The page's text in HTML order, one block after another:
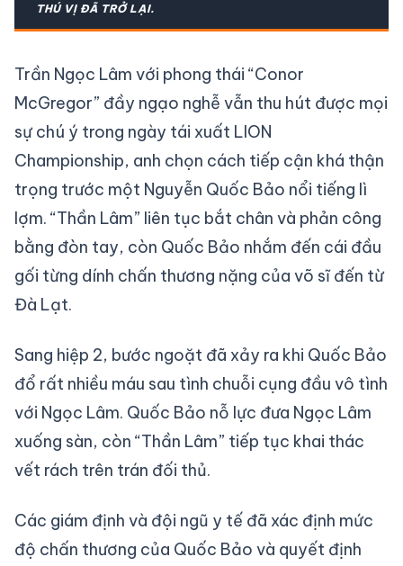
THÚ VỊ ĐÃ TRỞ LẠI.
Trần Ngọc Lâm với phong thái “Conor
McGregor” đầy ngạo nghễ vẫn thu hút được mọi
sự chú ý trong ngày tái xuất LION
Championship, anh chọn cách tiếp cận khá thận
trọng trước một Nguyễn Quốc Bảo nổi tiếng lì
lợm. “Thần Lâm” liên tục bắt chân và phản công
bằng đòn tay, còn Quốc Bảo nhắm đến cái đầu
gối từng dính chấn thương nặng của võ sĩ đến từ
Đà Lạt.
Sang hiệp 2, bước ngoặt đã xảy ra khi Quốc Bảo
đổ rất nhiều máu sau tình chuỗi cụng đầu vô tình
với Ngọc Lâm. Quốc Bảo nỗ lực đưa Ngọc Lâm
xuống sàn, còn “Thần Lâm” tiếp tục khai thác
vết rách trên trán đối thủ.
Các giám định và đội ngũ y tế đã xác định mức
độ chấn thương của Quốc Bảo và quyết định